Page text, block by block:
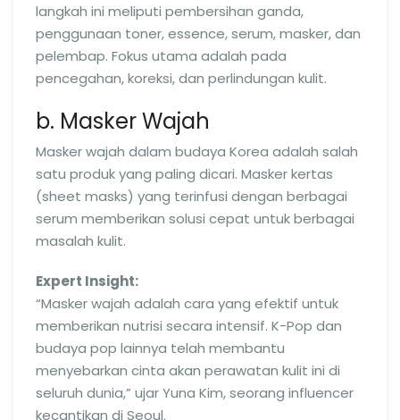
langkah ini meliputi pembersihan ganda,
penggunaan toner, essence, serum, masker, dan
pelembap. Fokus utama adalah pada
pencegahan, koreksi, dan perlindungan kulit.
b. Masker Wajah
Masker wajah dalam budaya Korea adalah salah
satu produk yang paling dicari. Masker kertas
(sheet masks) yang terinfusi dengan berbagai
serum memberikan solusi cepat untuk berbagai
masalah kulit.
Expert Insight:
“Masker wajah adalah cara yang efektif untuk
memberikan nutrisi secara intensif. K-Pop dan
budaya pop lainnya telah membantu
menyebarkan cinta akan perawatan kulit ini di
seluruh dunia,” ujar Yuna Kim, seorang influencer
kecantikan di Seoul.